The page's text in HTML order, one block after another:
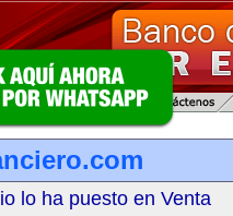
lo ha puesto en Venta